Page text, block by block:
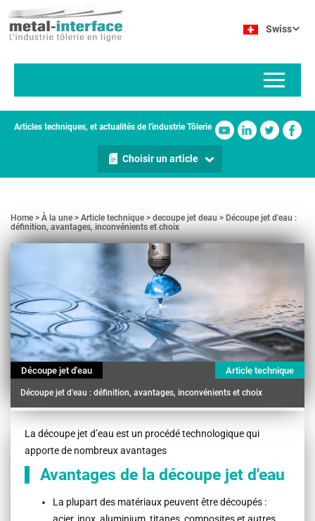
au
contenu
Swiss
Articles techniques, et actualités de l'industrie Tôlerie
Choisir un article
Home À la une Article technique decoupe jet deau
Découpe jet d'eau :
définition, avantages, inconvénients et choix
Découpe jet d'eau Article technique
Découpe jet d'eau : définition, avantages, inconvénients et choix
Contenu
La découpe jet d’eau est un procédé technologique qui
apporte de nombreux avantages
Avantages de la découpe jet d'eau
La plupart des matériaux peuvent être découpés :
acier, inox, aluminium, titanes, composites et autres